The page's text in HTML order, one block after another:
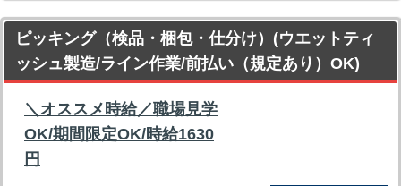
ピッキング（検品・梱包・仕分け）(ウエットティ
ッシュ製造/ライン作業/前払い（規定あり）OK)
＼オススメ時給／職場見学
OK/期間限定OK/時給1630
円